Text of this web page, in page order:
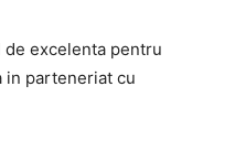
de excelenta pentru
in parteneriat cu